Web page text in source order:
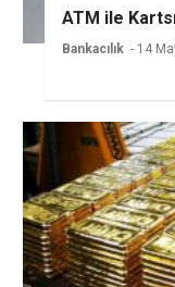
ATM ile
Bankacılık - 14